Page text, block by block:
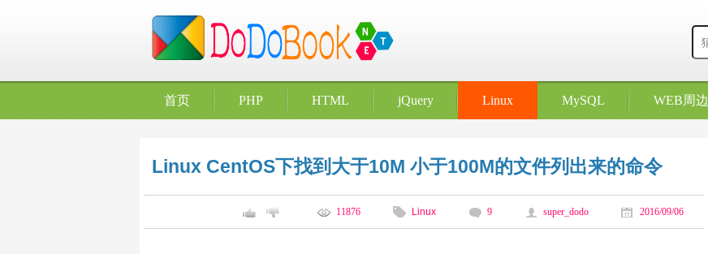
首页 PHP HTML jQuery Linux MySQL WEB周边
Linux CentOS下找到大于10M 小于100M的文件列出来的命令
11876 Linux 9 super_dodo 2016/09/06